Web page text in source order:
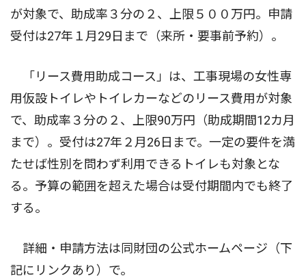
が対象で、助成率３分の２、上限５００万円。申請
受付は27年１月29日まで（来所・要事前予約）。
「リース費用助成コース」は、工事現場の女性専
用仮設トイレやトイレカーなどのリース費用が対象
で、助成率３分の２、上限90万円（助成期間12カ月
まで）。受付は27年２月26日まで。一定の要件を満
たせば性別を問わず利用できるトイレも対象とな
る。予算の範囲を超えた場合は受付期間内でも終了
する。
詳細・申請方法は同財団の公式ホームページ（下
記にリンクあり）で。